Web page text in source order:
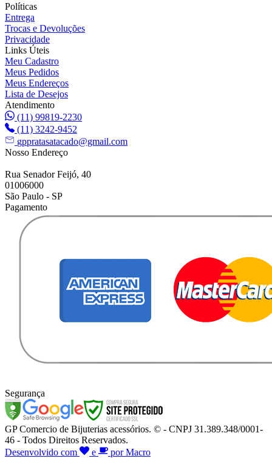
Políticas
Entrega
Trocas e Devoluções
Privacidade
Links Úteis
Meu Cadastro
Meus Pedidos
Meus Endereços
Lista de Desejos
Atendimento
(11) 99819-2230
(11) 3242-9452
gppratasatacado@gmail.com
Nosso Endereço
Rua Senador Feijó, 40
01006000
São Paulo - SP
Pagamento
Segurança
GP Comercio de Bijuterias acessórios. © - CNPJ 31.389.348/0001-
46 - Todos Direitos Reservados.
Desenvolvido com
e por Macro